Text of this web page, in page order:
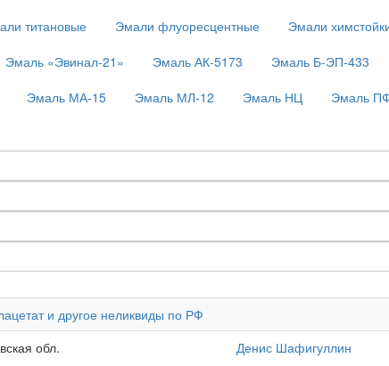
титановые Эмали флуоресцентные
Эмали
Эмаль «Эвинал-21» Эмаль АК-5173
Эмаль Б-ЭП-433
Эмаль МА-15 Эмаль МЛ-12 Эмаль НЦ
Эмаль
и другое неликвиды по РФ
обл. Денис Шафигуллин